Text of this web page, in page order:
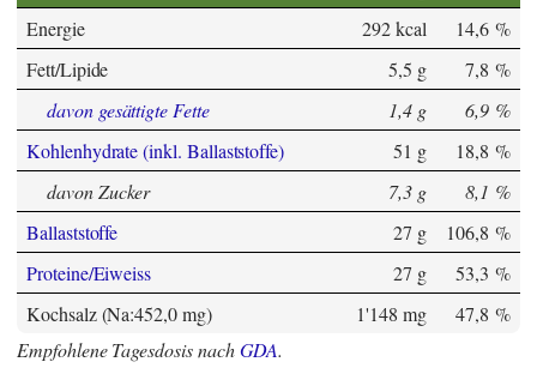
Energie 292 kcal
14,6 %
Fett/Lipide
5,5 g
7,8 %
davon gesättigte Fette
1,4 g
6,9 %
Kohlenhydrate (inkl. Ballaststoffe)
51 g
18,8 %
davon Zucker
7,3 g
8,1 %
Ballaststoffe
27 g
106,8 %
Proteine/Eiweiss
27 g
53,3 %
Kochsalz (Na:452,0 mg)
1'148 mg
47,8 %
Empfohlene Tagesdosis nachGDA.